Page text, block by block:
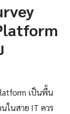
เป็นพื้น
ในสาย IT ควร